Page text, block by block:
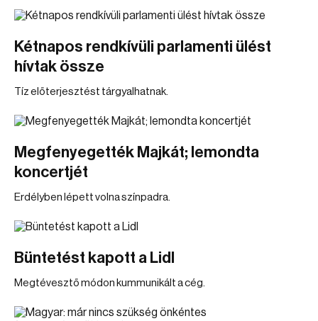
Kétnapos rendkívüli parlamenti ülést
hívtak össze
Tíz előterjesztést tárgyalhatnak.
Megfenyegették Majkát; lemondta
koncertjét
Erdélyben lépett volna színpadra.
Büntetést kapott a Lidl
Megtévesztő módon kummunikált a cég.